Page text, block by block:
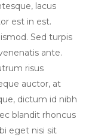
lacus
est in est.
Sed turpis
ante.
risus
auctor, at
dictum id nibh
blandit rhoncus
eget nisi sit